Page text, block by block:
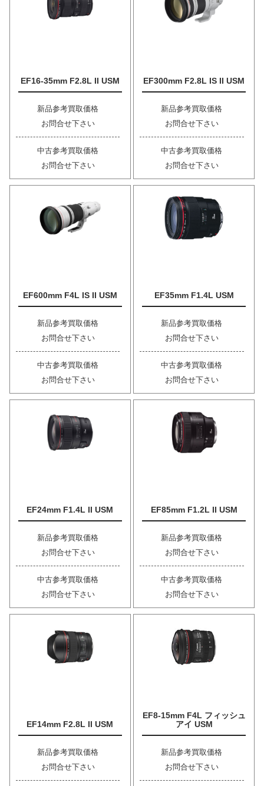
EF16-35mm F2.8L II USM
新品参考買取価格
お問合せ下さい
中古参考買取価格
お問合せ下さい
EF300mm F2.8L IS II USM
新品参考買取価格
お問合せ下さい
中古参考買取価格
お問合せ下さい
EF600mm F4L IS II USM
新品参考買取価格
お問合せ下さい
中古参考買取価格
お問合せ下さい
EF35mm F1.4L USM
新品参考買取価格
お問合せ下さい
中古参考買取価格
お問合せ下さい
EF24mm F1.4L II USM
新品参考買取価格
お問合せ下さい
中古参考買取価格
お問合せ下さい
EF85mm F1.2L II USM
新品参考買取価格
お問合せ下さい
中古参考買取価格
お問合せ下さい
EF14mm F2.8L II USM
新品参考買取価格
お問合せ下さい
EF8-15mm F4L フィッシュ
アイ USM
新品参考買取価格
お問合せ下さい